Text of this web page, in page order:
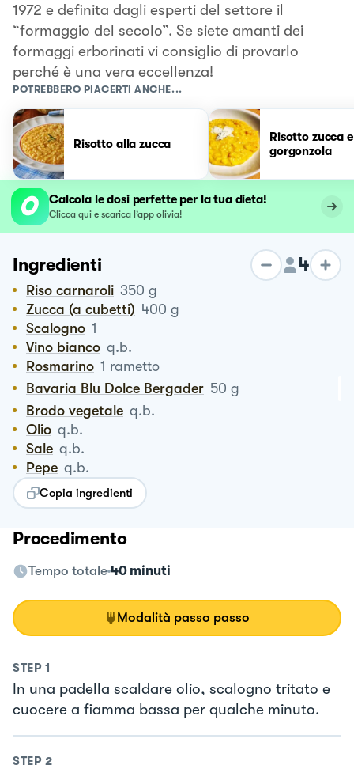
1972 e definita dagli esperti del settore il
“formaggio del secolo”. Se siete amanti dei
formaggi erborinati vi consiglio di provarlo
perché è una vera eccellenza!
POTREBBERO PIACERTI ANCHE...
Risotto alla zucca
Risotto zucca e
gorgonzola
Calcola le dosi perfette per la tua dieta!
Clicca qui e scarica l’app olivia!
Ingredienti 4
Riso carnaroli 350 g
Zucca (a cubetti) 400 g
Scalogno 1
vino bianco q.b.
Rosmarino 1 rametto
Bavaria Blu Dolce Bergader 50 g
Brodo vegetale q.b.
Olio q.b.
Sale q.b.
Pepe q.b.
Copia ingredienti
Procedimento
Tempo totale 40 minuti
Modalità passo passo
STEP 1
In una padella scaldare olio, scalogno tritato e
cuocere a fiamma bassa per qualche minuto.
STEP 2